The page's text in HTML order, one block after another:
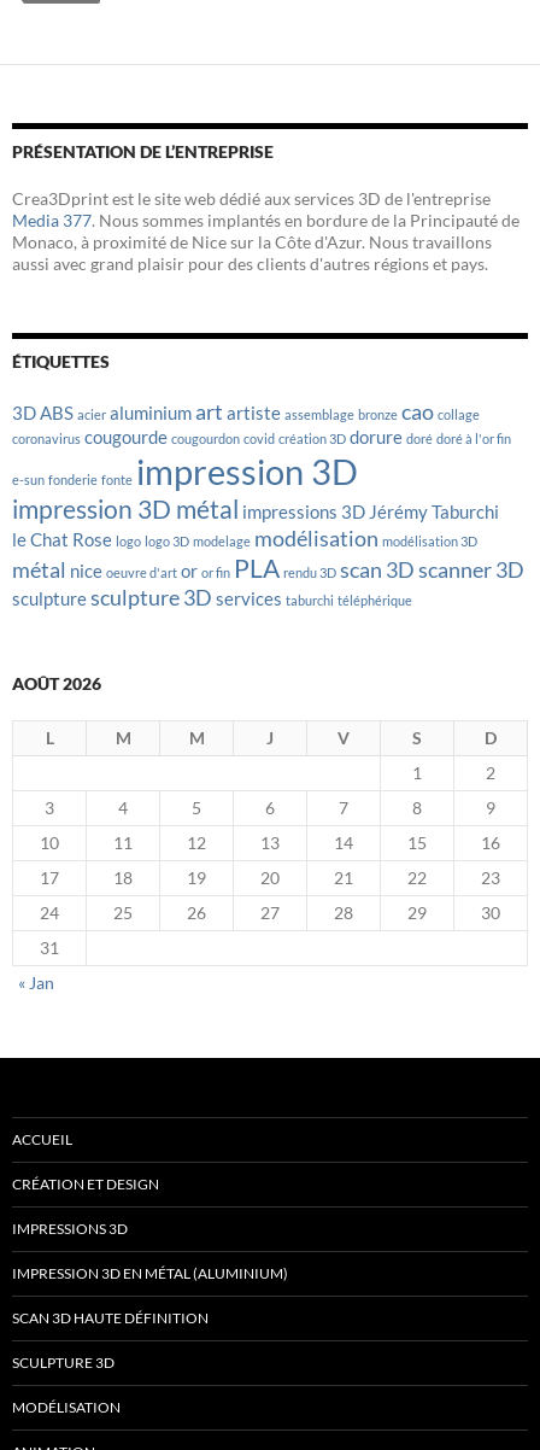
PRÉSENTATION DE L’ENTREPRISE
Crea3Dprint est le site web dédié aux services 3D de l'entreprise
Media 377. Nous sommes implantés en bordure de la Principauté de
Monaco, à proximité de Nice sur la Côte d'Azur. Nous travaillons
aussi avec grand plaisir pour des clients d'autres régions et pays.
ÉTIQUETTES
3DABS acier aluminium art artiste assemblage bronze cao collage
coronavirus cougourde cougourdon covid création 3D dorure doré doré à l'or fin
e-sun fonderie fonte impression 3D
impression 3D métal impressions 3D Jérémy Taburchi
le Chat Rose logo logo 3D modelage modélisation modélisation 3D
métal nice oeuvre d'art or or fin PLA rendu 3D scan 3Dscanner 3D
sculpturesculpture 3D services taburchi téléphérique
AOÛT 2026
L M M J V S
D
1
2
3
4 5 6 7 8
9
10
11 12 13 14 15
16
17
18 19 20 21 22
23
24
25 26 27 28 29
30
31
« Jan
ACCUEIL
CRÉATION ET DESIGN
IMPRESSIONS 3D
IMPRESSION 3D EN MÉTAL (ALUMINIUM)
SCAN 3D HAUTE DÉFINITION
SCULPTURE 3D
MODÉLISATION